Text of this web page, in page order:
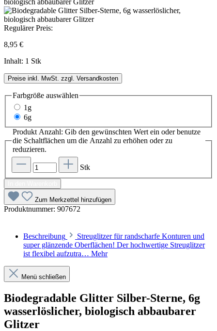
Regulärer Preis:
8,95 €
Inhalt: 1 Stk
Preise inkl. MwSt. zzgl. Versandkosten
Farbgröße auswählen
1g
6g
Produkt Anzahl: Gib den gewünschten Wert ein oder benutze
die Schaltflächen um die Anzahl zu erhöhen oder zu
reduzieren.
Stk
Zum Merkzettel hinzufügen
Produktnummer: 907672
Beschreibung
Streuglitzer für randscharfe Konturen und
super glänzende Oberflächen! Der hochwertige Streuglitzer
ist flexibel aufzutra… Mehr
Menü schließen
Biodegradable Glitter Silber-Sterne, 6g
wasserlöslicher, biologisch abbaubarer
Glitzer